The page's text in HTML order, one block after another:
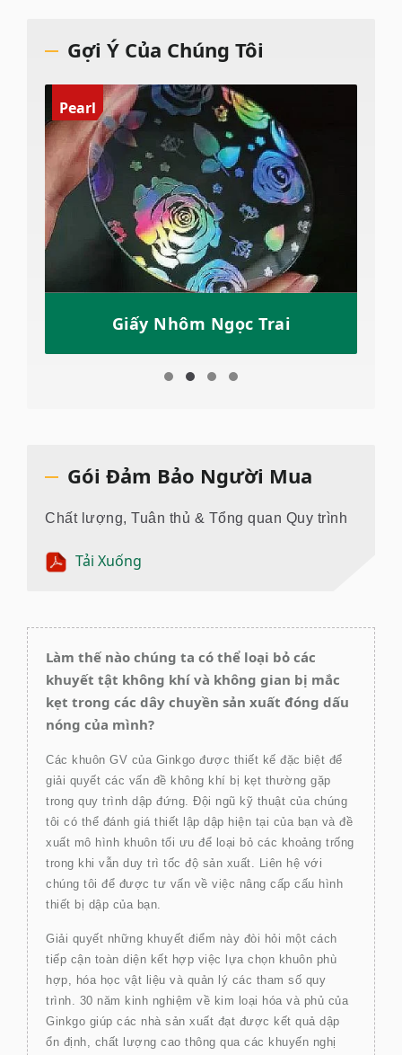
Gợi Ý Của Chúng Tôi
Pearl
Giấy Nhôm Ngọc Trai
Gói Đảm Bảo Người Mua
Chất lượng, Tuân thủ & Tổng quan Quy trình
Tải Xuống
Làm thế nào chúng ta có thể loại bỏ các
khuyết tật không khí và không gian bị mắc
kẹt trong các dây chuyền sản xuất đóng dấu
nóng của mình?
Các khuôn GV của Ginkgo được thiết kế đặc biệt để
giải quyết các vấn đề không khí bị kẹt thường gặp
trong quy trình dập đứng. Đội ngũ kỹ thuật của chúng
tôi có thể đánh giá thiết lập dập hiện tại của bạn và đề
xuất mô hình khuôn tối ưu để loại bỏ các khoảng trống
trong khi vẫn duy trì tốc độ sản xuất. Liên hệ với
chúng tôi để được tư vấn về việc nâng cấp cấu hình
thiết bị dập của bạn.
Giải quyết những khuyết điểm này đòi hỏi một cách
tiếp cận toàn diện kết hợp việc lựa chọn khuôn phù
hợp, hóa học vật liệu và quản lý các tham số quy
trình. 30 năm kinh nghiệm về kim loại hóa và phủ của
Ginkgo giúp các nhà sản xuất đạt được kết quả dập
ổn định, chất lượng cao thông qua các khuyến nghị